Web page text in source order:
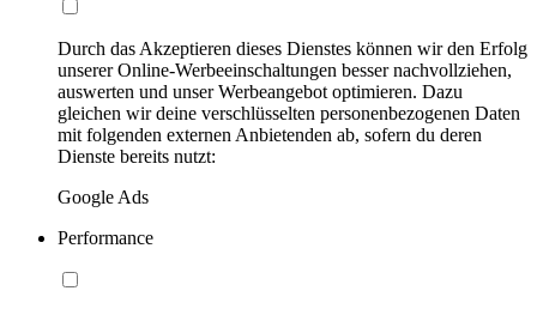
Durch das Akzeptieren dieses Dienstes können wir den Erfolg
unserer Online-Werbeeinschaltungen besser nachvollziehen,
auswerten und unser Werbeangebot optimieren. Dazu
gleichen wir deine verschlüsselten personenbezogenen Daten
mit folgenden externen Anbietenden ab, sofern du deren
Dienste bereits nutzt:
Google Ads
Performance